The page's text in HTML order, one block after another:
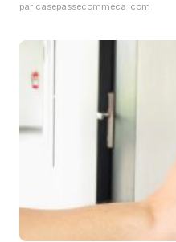
par casepassecommeca_com